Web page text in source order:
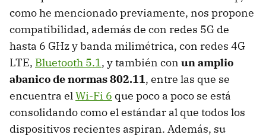
como he mencionado previamente, nos propone
compatibilidad, además de con redes 5G de
hasta 6 GHz y banda milimétrica, con redes 4G
LTE, Bluetooth 5.1, y también con un amplio
abanico de normas 802.11, entre las que se
encuentra elWi-Fi 6 que poco a poco se está
consolidando como el estándar al que todos los
dispositivos recientes aspiran. Además, su